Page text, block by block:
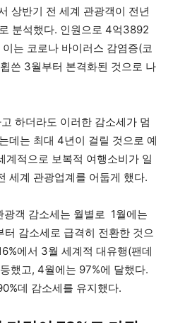
상반기 전 세계 관광객이 전년
분석했다. 인원으로 4억3892
는 코로나 바이러스 감염증(코
쓴 3월부터 본격화된 것으로 나
하더라도 이러한 감소세가 멈
데는 최대 4년이 걸릴 것으로 예
계적으로 보복적 여행소비가 일
세계 관광업계를 어둡게 했다.
객 감소세는 월별로 1월에는
터 감소세로 급격히 전환한 것으
에서 3월 세계적 대유행(팬데
했고, 4월에는 97%에 달했다.
데 감소세를 유지했다.